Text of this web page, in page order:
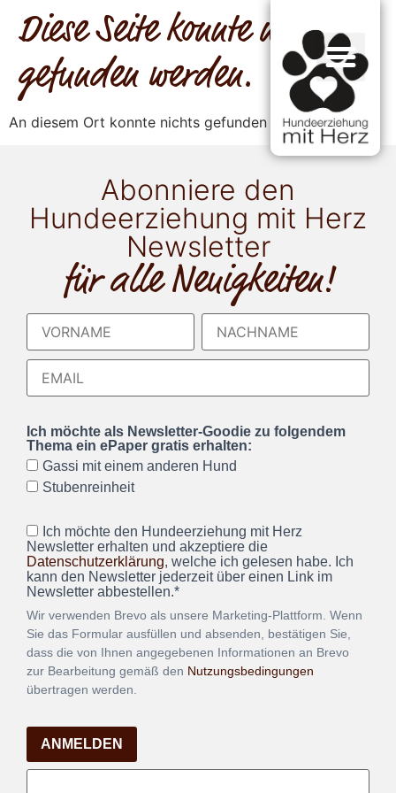
Diese Seite konnte nicht
gefunden werden.
An diesem Ort konnte nichts gefunden werden.
Abonniere den
Hundeerziehung mit Herz
Newsletter
für alle Neuigkeiten!
Ich möchte als Newsletter-Goodie zu folgendem
Thema ein ePaper gratis erhalten:
Gassi mit einem anderen Hund
Stubenreinheit
Ich möchte den Hundeerziehung mit Herz
Newsletter erhalten und akzeptiere die
Datenschutzerklärung, welche ich gelesen habe. Ich
kann den Newsletter jederzeit über einen Link im
Newsletter abbestellen.*
Wir verwenden Brevo als unsere Marketing-Plattform. Wenn
Sie das Formular ausfüllen und absenden, bestätigen Sie,
dass die von Ihnen angegebenen Informationen an Brevo
zur Bearbeitung gemäß den Nutzungsbedingungen
übertragen werden.
ANMELDEN